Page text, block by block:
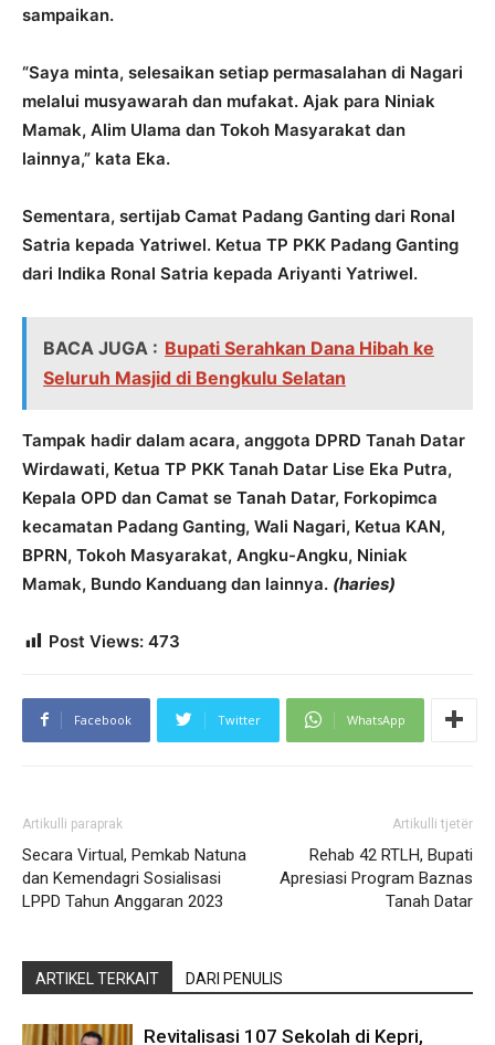
sampaikan.
“Saya minta, selesaikan setiap permasalahan di Nagari
melalui musyawarah dan mufakat. Ajak para Niniak
Mamak, Alim Ulama dan Tokoh Masyarakat dan
lainnya,” kata Eka.
Sementara, sertijab Camat Padang Ganting dari Ronal
Satria kepada Yatriwel. Ketua TP PKK Padang Ganting
dari Indika Ronal Satria kepada Ariyanti Yatriwel.
BACA JUGA : Bupati Serahkan Dana Hibah ke
Seluruh Masjid di Bengkulu Selatan
Tampak hadir dalam acara, anggota DPRD Tanah Datar
Wirdawati, Ketua TP PKK Tanah Datar Lise Eka Putra,
Kepala OPD dan Camat se Tanah Datar, Forkopimca
kecamatan Padang Ganting, Wali Nagari, Ketua KAN,
BPRN, Tokoh Masyarakat, Angku-Angku, Niniak
Mamak, Bundo Kanduang dan lainnya. (haries)
Post Views: 473
Facebook Twitter WhatsApp
Artikulli paraprak
Secara Virtual, Pemkab Natuna
dan Kemendagri Sosialisasi
LPPD Tahun Anggaran 2023
Artikulli tjetër
Rehab 42 RTLH, Bupati
Apresiasi Program Baznas
Tanah Datar
ARTIKEL TERKAIT DARI PENULIS
Revitalisasi 107 Sekolah di Kepri,